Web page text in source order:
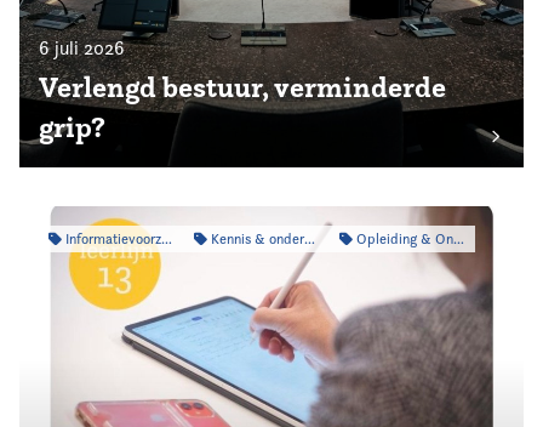
6 juli 2026
Verlengd bestuur, verminderde
grip?
Informatievoorziening Kennis & onderzoek Opleiding & Ontwikkeling